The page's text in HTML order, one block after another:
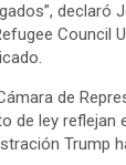
declaró
Council
de
de ley reflejan
Trump